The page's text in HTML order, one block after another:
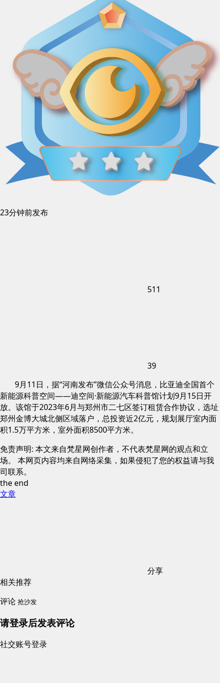
23分钟前发布
511
39
9月11日，据“河南发布”微信公众号消息，比亚迪全国首个
新能源科普空间——迪空间·新能源汽车科普馆计划9月15日开
放。该馆于2023年6月与郑州市二七区签订租赁合作协议，选址
郑州金博大城北侧区域落户，总投资近2亿元，规划展厅室内面
积1.5万平方米，室外面积8500平方米。
免责声明: 本文来自梵星网创作者，不代表梵星网的观点和立
场。 本网页内容均来自网络采集，如果侵犯了您的权益请与我
司联系。
the end
文章
分享
相关推荐
评论 抢沙发
请登录后发表评论
社交账号登录